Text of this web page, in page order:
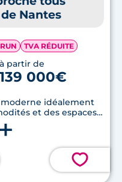
Nantes
TVA RÉDUITE
à partir de
139 000€
idéalement
et des espaces
💗